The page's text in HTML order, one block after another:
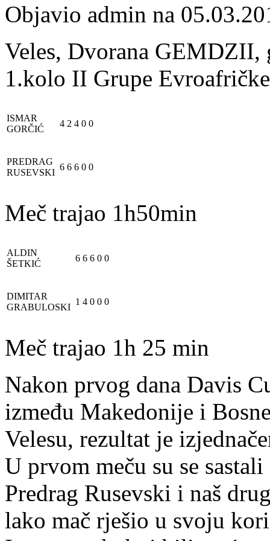
Objavio admin na
Veles, Dvorana GEMDZII,
1.kolo II Grupe
ISMAR
GORČIĆ
4 2 4 0 0
PREDRAG
RUSEVSKI
6 6 6 0 0
Meč trajao 1h50min
ALDIN
ŠETKIĆ
6 6 6 0 0
DIMITAR
GRABULOSKI
1 4 0 0 0
Meč trajao 1h 25 min
Nakon prvog dana Davis
između Makedonije i
Velesu, rezultat je
U prvom meču su se
Predrag Rusevski i naš
lako mač rješio u svoju